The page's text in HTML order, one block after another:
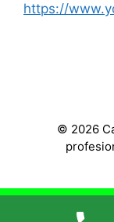
https://
© 2026